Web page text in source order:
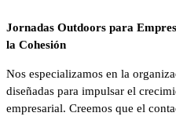
Jornadas Outdoors para
la Cohesión
Nos especializamos en la
diseñadas para impulsar el
empresarial. Creemos que el